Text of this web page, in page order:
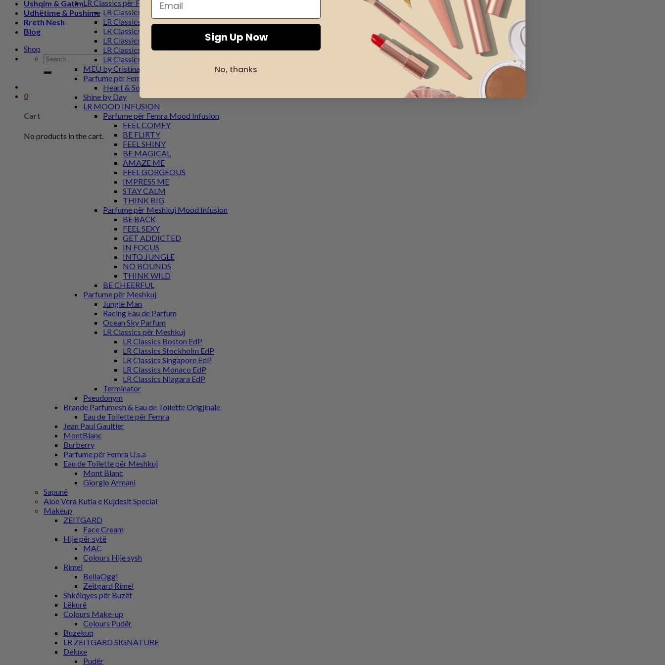
Ushqim & Gatim
Udhëtime & Pushime
Rreth Nesh
Blog
Shop
Search
for:
0
Cart
No products in the cart.
LR Classics për Femra
LR Classics Antigua EdP
LR Classics Santorini EdP
LR Classics Hawaii EdP
LR Classics Marbella EdP
LR Classics Los Angeles EdP
LR Classics Valencia EdP
MEU by Cristina Ferreira
Parfume për Femra
Heart & Soul
Shine by Day
LR MOOD INFUSION
Parfume për Femra Mood Infusion
FEEL COMFY
BE FLIRTY
FEEL SHINY
BE MAGICAL
AMAZE ME
FEEL GORGEOUS
IMPRESS ME
STAY CALM
THINK BIG
Parfume për Meshkuj Mood Infusion
BE BACK
FEEL SEXY
GET ADDICTED
IN FOCUS
INTO JUNGLE
NO BOUNDS
THINK WILD
BE CHEERFUL
Parfume për Meshkuj
Jungle Man
Racing Eau de Parfum
Ocean Sky Parfum
LR Classics për Meshkuj
LR Classics Boston EdP
LR Classics Stockholm EdP
LR Classics Singapore EdP
LR Classics Monaco EdP
LR Classics Niagara EdP
Terminator
Pseudonym
Brande Parfumesh & Eau de Toilette Origjinale
Eau de Toilette për Femra
Jean Paul Gaultier
MontBlanc
Burberry
Parfume për Femra U.s.a
Eau de Toilette për Meshkuj
Mont Blanc
Giorgio Armani
Sapunë
Aloe Vera Kutia e Kujdesit Special
Makeup
ZEITGARD
Face Cream
Hije për sytë
MAC
Colours Hije sysh
Rimel
BellaOggi
Zeitgard Rimel
Shkëlqyes për Buzët
Lëkurë
Colours Make-up
Colours Pudër
Buzekuq
LR ZEITGARD SIGNATURE
Deluxe
Pudër
Sign Up Now
No, thanks